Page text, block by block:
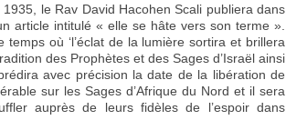
le Rav David Hacohen Scali publiera dans
article intitulé « elle se hâte vers son terme ».
où ‘l’éclat de la lumière sortira et brillera
des Prophètes et des Sages d’Israël ainsi
prédira avec précision la date de la libération de
sur les Sages d’Afrique du Nord et il sera
auprès de leurs fidèles de l’espoir dans